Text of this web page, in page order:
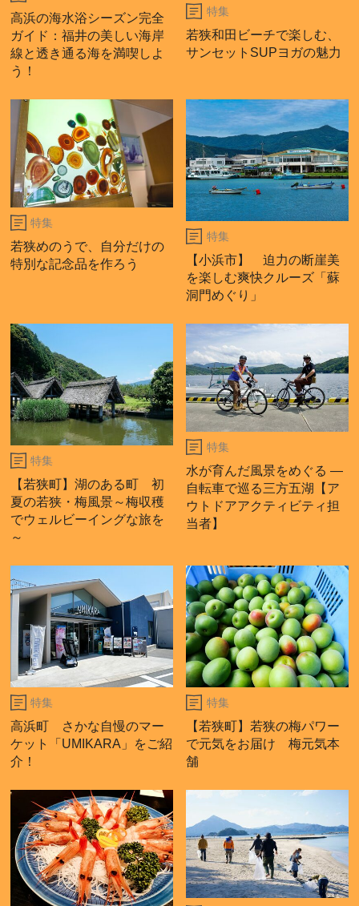
高浜の海水浴シーズン完全
ガイド：福井の美しい海岸
線と透き通る海を満喫しよ
う！
特集
若狭和田ビーチで楽しむ、
サンセットSUPヨガの魅力
特集
若狭めのうで、自分だけの
特別な記念品を作ろう
特集
【小浜市】 迫力の断崖美
を楽しむ爽快クルーズ「蘇
洞門めぐり」
特集
【若狭町】湖のある町 初
夏の若狭・梅風景～梅収穫
でウェルビーイングな旅を
～
特集
水が育んだ風景をめぐる ―
自転車で巡る三方五湖【ア
ウトドアアクティビティ担
当者】
特集
高浜町 さかな自慢のマー
ケット「UMIKARA」をご紹
介！
特集
【若狭町】若狭の梅パワー
で元気をお届け 梅元気本
舗